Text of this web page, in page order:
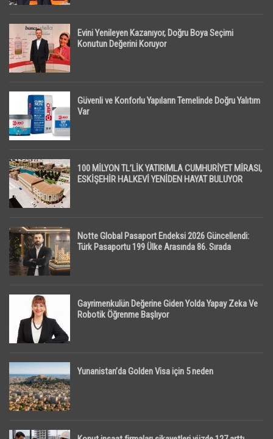
Evini Yenileyen Kazanıyor, Doğru Boya Seçimi
Konutun Değerini Koruyor
Güvenli ve Konforlu Yapıların Temelinde Doğru Yalıtım
Var
100 MİLYON TL’LİK YATIRIMLA CUMHURİYET MİRASI,
ESKİŞEHİR HALKEVİ YENİDEN HAYAT BULUYOR
Notte Global Pasaport Endeksi 2026 Güncellendi:
Türk Pasaportu 199 Ülke Arasında 86. Sırada
Gayrimenkulün Değerine Giden Yolda Yapay Zeka Ve
Robotik Öğrenme Başlıyor
Yunanistan’da Golden Visa için 5 neden